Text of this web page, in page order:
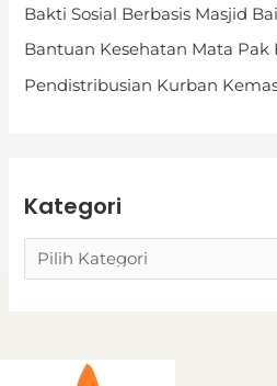
Bakti Sosial Berbasis Masjid
Bantuan Kesehatan Mata Pak
Pendistribusian Kurban
Kategori
o
r
i